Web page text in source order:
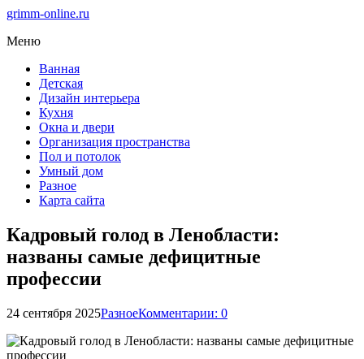
grimm-online.ru
Меню
Ванная
Детская
Дизайн интерьера
Кухня
Окна и двери
Организация пространства
Пол и потолок
Умный дом
Разное
Карта сайта
Кадровый голод в Ленобласти:
названы самые дефицитные
профессии
24 сентября 2025РазноеКомментарии: 0